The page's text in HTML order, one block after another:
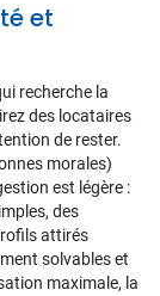
et
recherche la
des locataires
de rester.
morales)
est légère :
des
attirés
solvables et
maximale, la